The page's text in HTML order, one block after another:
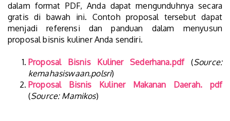
dalam format PDF, Anda dapat mengunduhnya secara
gratis di bawah ini. Contoh proposal tersebut dapat
menjadi referensi dan panduan dalam menyusun
proposal bisnis kuliner Anda sendiri.
Proposal Bisnis Kuliner Sederhana.pdf (Source:
kemahasiswaan.polsri)
Proposal Bisnis Kuliner Makanan Daerah. pdf
(Source: Mamikos)